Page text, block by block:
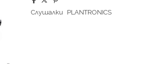
Слушалки PLANTRONICS